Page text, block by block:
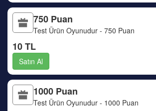
750 Puan
Test Ürün Oyunudur - 750 Puan
10 TL
Satın Al
1000 Puan
Test Ürün Oyunudur - 1000 Puan